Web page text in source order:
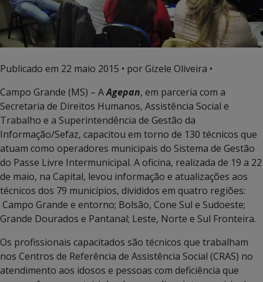
Publicado em 22 maio 2015 • por Gizele Oliveira •
Campo Grande (MS) – AAgepan, em parceria com a
Secretaria de Direitos Humanos, Assistência Social e
Trabalho e a Superintendência de Gestão da
Informação/Sefaz, capacitou em torno de 130 técnicos que
atuam como operadores municipais do Sistema de Gestão
do Passe Livre Intermunicipal. A oficina, realizada de 19 a 22
de maio, na Capital, levou informação e atualizações aos
técnicos dos 79 municípios, divididos em quatro regiões:
Campo Grande e entorno; Bolsão, Cone Sul e Sudoeste;
Grande Dourados e Pantanal; Leste, Norte e Sul Fronteira.
Os profissionais capacitados são técnicos que trabalham
nos Centros de Referência de Assistência Social (CRAS) no
atendimento aos idosos e pessoas com deficiência que